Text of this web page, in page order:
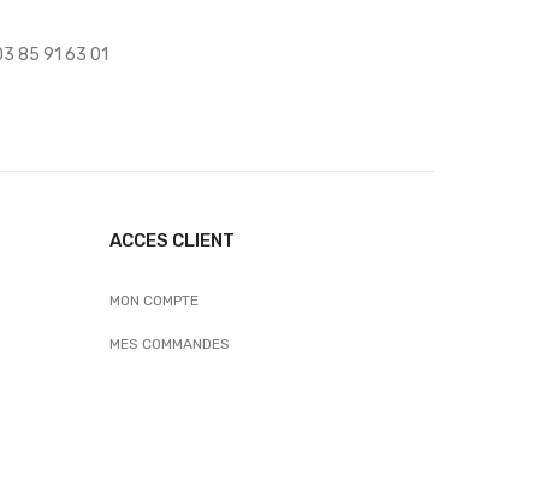
85 91 63 01
ACCES CLIENT
MON COMPTE
MES COMMANDES